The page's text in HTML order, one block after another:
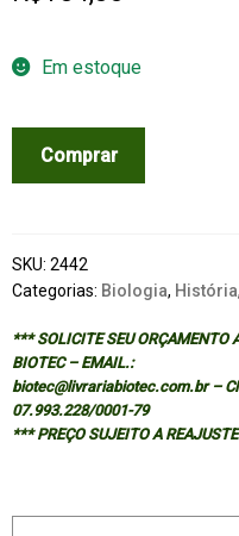
Em estoque
UNFIT:
A
BAD
quantidade
Comprar
SKU: 2442
Categorias: Biologia, História,
*** SOLICITE SEU ORÇAMENTO
BIOTEC – EMAIL.:
biotec@livrariabiotec.com.br –
07.993.228/0001-79
*** PREÇO SUJEITO A